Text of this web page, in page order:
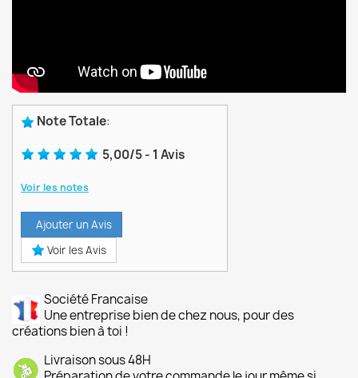
Note Totale:
5,00/5- 1 Avis
Voir les notes
Ajouter un Avis
Voir les Avis
Société Francaise
Une entreprise bien de chez nous, pour des
créations bien à toi !
Livraison sous 48H